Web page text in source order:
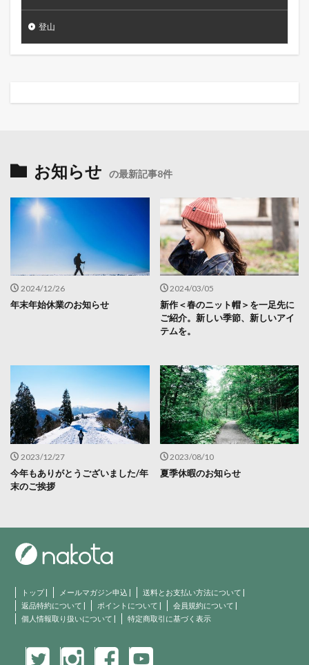
登山
お知らせ の最新記事8件
2024/12/26
年末年始休業のお知らせ
2024/03/05
新作＜春のニット帽＞を一足先に
ご紹介。新しい季節、新しいアイ
テムを。
2023/12/27
今年もありがとうございました/年
末のご挨拶
2023/08/10
夏季休暇のお知らせ
トップ| メールマガジン申込 送料とお支払い方法について
返品特約について
ポイントについて 会員規約について
個人情報取り扱いについて
特定商取引に基づく表示